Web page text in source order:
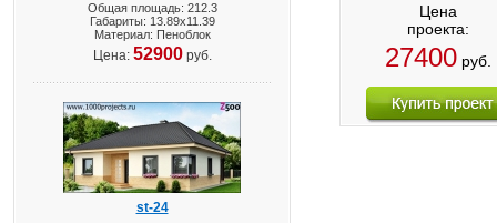
Общая площадь: 212.3
Габариты: 13.89х11.39
Материал: Пеноблок
Цена: 52900руб.
st-24
Цена
проекта:
27400руб.